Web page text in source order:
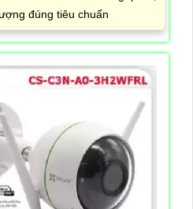
đúng tiêu chuẩn